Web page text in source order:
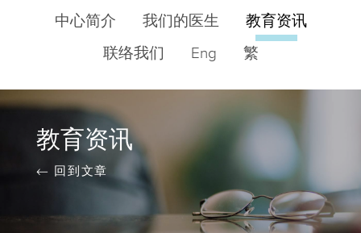
中心简介 我们的医生
教育资讯
联络我们
Eng 繁
教育资讯
← 回到文章